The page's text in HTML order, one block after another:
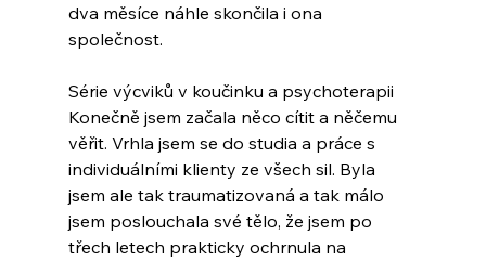
dva měsíce náhle skončila i ona
společnost.
Série výcviků v koučinku a psychoterapii
Konečně jsem začala něco cítit a něčemu
věřit. Vrhla jsem se do studia a práce s
individuálními klienty ze všech sil. Byla
jsem ale tak traumatizovaná a tak málo
jsem poslouchala své tělo, že jsem po
třech letech prakticky ochrnula na